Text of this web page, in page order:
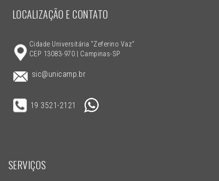
LOCALIZAÇÃO E CONTATO
Cidade Universitária "Zeferino Vaz"
CEP 13083-970 | Campinas-SP
sic@unicamp.br
19 3521-2121
SERVIÇOS